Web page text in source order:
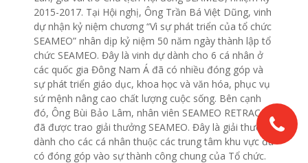
2015-2017. Tại Hội nghị, Ông Trần Bá Việt Dũng, vinh
dự nhận kỷ niệm chương “Vì sự phát triển của tổ chức
SEAMEO” nhân dịp kỷ niệm 50 năm ngày thành lập tổ
chức SEAMEO. Đây là vinh dự dành cho 6 cá nhân ở
các quốc gia Đông Nam Á đã có nhiều đóng góp và
sự phát triển giáo dục, khoa học và văn hóa, phục vụ
sứ mệnh nâng cao chất lượng cuộc sống. Bên cạnh
đó, Ông Bùi Bảo Lâm, nhân viên SEAMEO RETRAC
đã được trao giải thưởng SEAMEO. Đây là giải thưởng
dành cho các cá nhân thuộc các trung tâm khu vực đã
có đóng góp vào sự thành công chung của Tổ chức.